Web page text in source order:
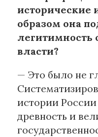
исторические
образом она
легитимность
власти?
— Это было не
истории
древность и